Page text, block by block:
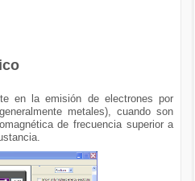
en la emisión de electrones por
metales), cuando son
de frecuencia superior a